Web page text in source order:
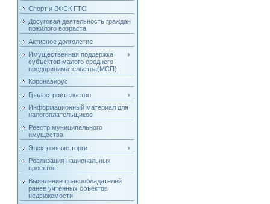
Спорт и ВФСК ГТО
Досуговая деятельность граждан
пожилого возраста
Активное долголетие
Имущественная поддержка
субъектов малого среднего
предпринимательства(МСП)
Коронавирус
Градостроительство
Информационный материал для
налогоплательщиков
Реестр муниципального
имущества
Электронные торги
Реализация национальных
проектов
Выявление правообладателей
ранее учтенных объектов
недвижемости